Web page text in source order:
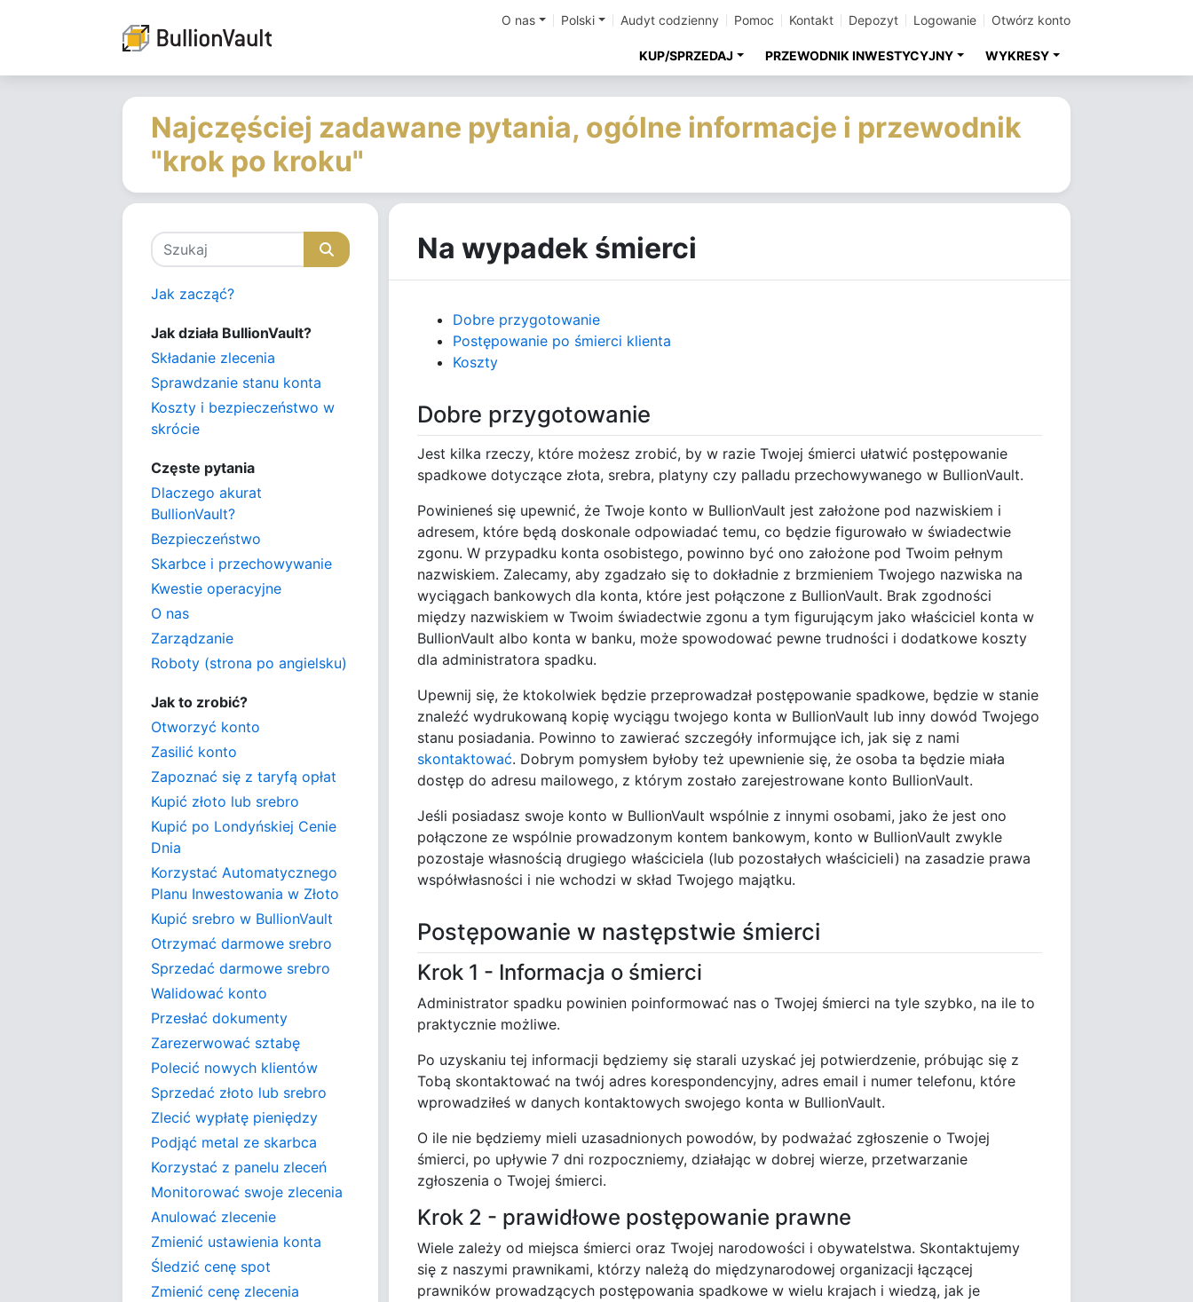
O nas Polski Audyt codzienny Pomoc Kontakt Depozyt Logowanie Otwórz konto
KUP/SPRZEDAJ PRZEWODNIK INWESTYCYJNY WYKRESY
Najczęściej zadawane pytania, ogólne informacje i przewodnik
"krok po kroku"
Jak zacząć?
Jak działa BullionVault?
Składanie zlecenia
Sprawdzanie stanu konta
Koszty i bezpieczeństwo w
skrócie
Częste pytania
Dlaczego akurat
BullionVault?
Bezpieczeństwo
Skarbce i przechowywanie
Kwestie operacyjne
O nas
Zarządzanie
Roboty (strona po angielsku)
Jak to zrobić?
Otworzyć konto
Zasilić konto
Zapoznać się z taryfą opłat
Kupić złoto lub srebro
Kupić po Londyńskiej Cenie
Dnia
Korzystać Automatycznego
Planu Inwestowania w Złoto
Kupić srebro w BullionVault
Otrzymać darmowe srebro
Sprzedać darmowe srebro
Walidować konto
Przesłać dokumenty
Zarezerwować sztabę
Polecić nowych klientów
Sprzedać złoto lub srebro
Zlecić wypłatę pieniędzy
Podjąć metal ze skarbca
Korzystać z panelu zleceń
Monitorować swoje zlecenia
Anulować zlecenie
Zmienić ustawienia konta
Śledzić cenę spot
Zmienić cenę zlecenia
Na wypadek śmierci
Dobre przygotowanie
Postępowanie po śmierci klienta
Koszty
Dobre przygotowanie
Jest kilka rzeczy, które możesz zrobić, by w razie Twojej śmierci ułatwić postępowanie
spadkowe dotyczące złota, srebra, platyny czy palladu przechowywanego w BullionVault.
Powinieneś się upewnić, że Twoje konto w BullionVault jest założone pod nazwiskiem i
adresem, które będą doskonale odpowiadać temu, co będzie figurowało w świadectwie
zgonu. W przypadku konta osobistego, powinno być ono założone pod Twoim pełnym
nazwiskiem. Zalecamy, aby zgadzało się to dokładnie z brzmieniem Twojego nazwiska na
wyciągach bankowych dla konta, które jest połączone z BullionVault. Brak zgodności
między nazwiskiem w Twoim świadectwie zgonu a tym figurującym jako właściciel konta w
BullionVault albo konta w banku, może spowodować pewne trudności i dodatkowe koszty
dla administratora spadku.
Upewnij się, że ktokolwiek będzie przeprowadzał postępowanie spadkowe, będzie w stanie
znaleźć wydrukowaną kopię wyciągu twojego konta w BullionVault lub inny dowód Twojego
stanu posiadania. Powinno to zawierać szczegóły informujące ich, jak się z nami
skontaktować. Dobrym pomysłem byłoby też upewnienie się, że osoba ta będzie miała
dostęp do adresu mailowego, z którym zostało zarejestrowane konto BullionVault.
Jeśli posiadasz swoje konto w BullionVault wspólnie z innymi osobami, jako że jest ono
połączone ze wspólnie prowadzonym kontem bankowym, konto w BullionVault zwykle
pozostaje własnością drugiego właściciela (lub pozostałych właścicieli) na zasadzie prawa
współwłasności i nie wchodzi w skład Twojego majątku.
Postępowanie w następstwie śmierci
Krok 1 - Informacja o śmierci
Administrator spadku powinien poinformować nas o Twojej śmierci na tyle szybko, na ile to
praktycznie możliwe.
Po uzyskaniu tej informacji będziemy się starali uzyskać jej potwierdzenie, próbując się z
Tobą skontaktować na twój adres korespondencyjny, adres email i numer telefonu, które
wprowadziłeś w danych kontaktowych swojego konta w BullionVault.
O ile nie będziemy mieli uzasadnionych powodów, by podważać zgłoszenie o Twojej
śmierci, po upływie 7 dni rozpoczniemy, działając w dobrej wierze, przetwarzanie
zgłoszenia o Twojej śmierci.
Krok 2 - prawidłowe postępowanie prawne
Wiele zależy od miejsca śmierci oraz Twojej narodowości i obywatelstwa. Skontaktujemy
się z naszymi prawnikami, którzy należą do międzynarodowej organizacji łączącej
prawników prowadzących postępowania spadkowe w wielu krajach i wiedzą, jak je